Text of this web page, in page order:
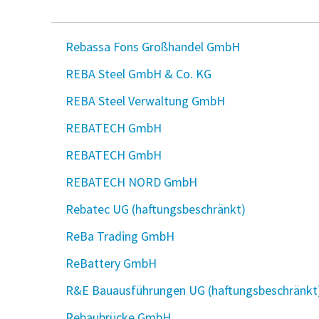
Rebassa Fons Großhandel GmbH
REBA Steel GmbH & Co. KG
REBA Steel Verwaltung GmbH
REBATECH GmbH
REBATECH GmbH
REBATECH NORD GmbH
Rebatec UG (haftungsbeschränkt)
ReBa Trading GmbH
ReBattery GmbH
R&E Bauausführungen UG